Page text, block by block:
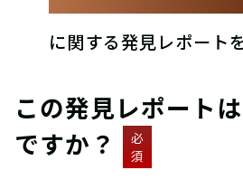
に関する発見レポート
この発見レポート
ですか？
必
須